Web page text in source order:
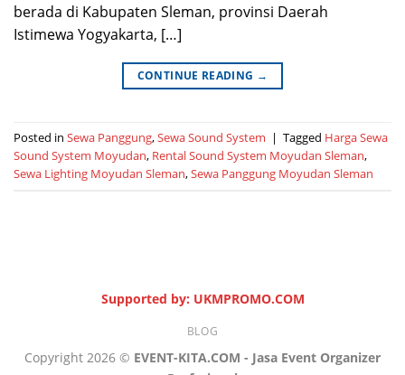
berada di Kabupaten Sleman, provinsi Daerah
Istimewa Yogyakarta, […]
CONTINUE READING →
Posted in Sewa Panggung,Sewa Sound System | Tagged Harga Sewa
Sound System Moyudan, Rental Sound System Moyudan Sleman,
Sewa Lighting Moyudan Sleman,Sewa Panggung Moyudan Sleman
Supported by: UKMPROMO.COM
BLOG
Copyright 2026 © EVENT-KITA.COM - Jasa Event Organizer